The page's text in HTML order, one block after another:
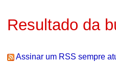
Resultado da
Assinar um RSS sempre